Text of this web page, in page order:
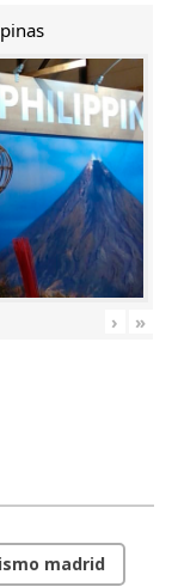
› »
madrid